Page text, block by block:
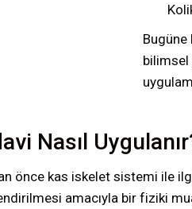
Bugüne
bilimsel
Nasıl
önce kas iskelet sistemi ile
amacıyla bir fiziki